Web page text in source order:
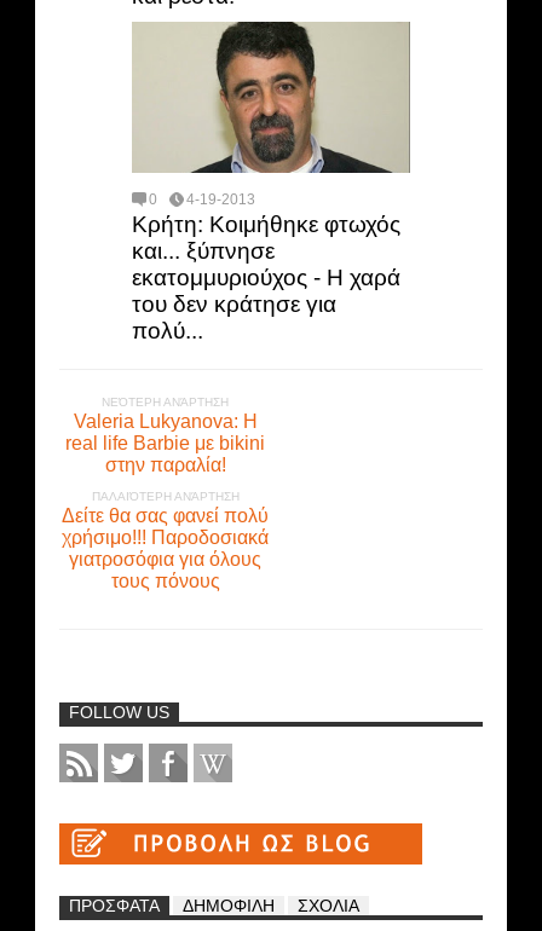
0 4-19-2013
Κρήτη: Κοιμήθηκε φτωχός
και... ξύπνησε
εκατομμυριούχος - Η χαρά
του δεν κράτησε για
πολύ...
ΝΕΌΤΕΡΗ ΑΝΆΡΤΗΣΗ
Valeria Lukyanova: Η
real life Barbie με bikini
στην παραλία!
ΠΑΛΑΙΌΤΕΡΗ ΑΝΆΡΤΗΣΗ
Δείτε θα σας φανεί πολύ
χρήσιμο!!! Παροδοσιακά
γιατροσόφια για όλους
τους πόνους
FOLLOW US
ΠΡΟΣΦΑΤΑ ΔΗΜΟΦΙΛΗ
ΣΧΟΛΙΑ